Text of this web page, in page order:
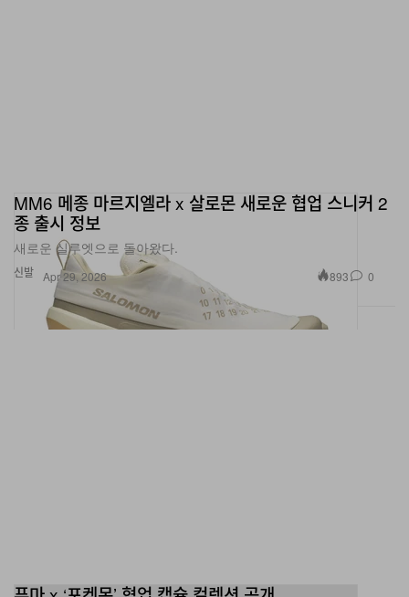
신발
MM6 메종 마르지엘라 x 살로몬 새로운 협업 스니커 2
종 출시 정보
새로운 실루엣으로 돌아왔다.
Apr 29, 2026 893 0